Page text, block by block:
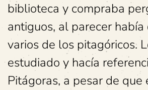
biblioteca y compraba
antiguos, al parecer
varios de los pitagóricos.
estudiado y hacía
Pitágoras, a pesar de que